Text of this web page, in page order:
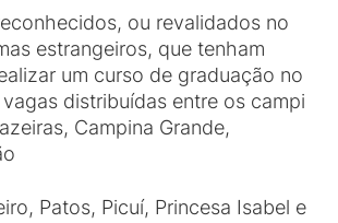
ou revalidados no
estrangeiros, que tenham
um curso de graduação no
vagas distribuídas entre os campi
Campina Grande,
Patos, Picuí, Princesa Isabel e